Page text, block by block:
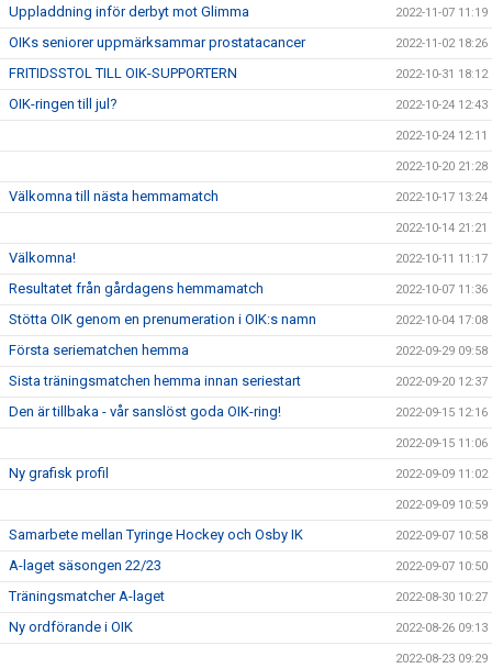
Uppladdning inför derbyt mot Glimma 2022-11-07 11:19
OIKs seniorer uppmärksammar prostatacancer 2022-11-02 18:26
FRITIDSSTOL TILL OIK-SUPPORTERN 2022-10-31 18:12
OIK-ringen till jul? 2022-10-24 12:43
2022-10-24 12:11
2022-10-20 21:28
Välkomna till nästa hemmamatch 2022-10-17 13:24
2022-10-14 21:21
Välkomna! 2022-10-11 11:17
Resultatet från gårdagens hemmamatch 2022-10-07 11:36
Stötta OIK genom en prenumeration i OIK:s namn 2022-10-04 17:08
Första seriematchen hemma 2022-09-29 09:58
Sista träningsmatchen hemma innan seriestart 2022-09-20 12:37
Den är tillbaka - vår sanslöst goda OIK-ring! 2022-09-15 12:16
2022-09-15 11:06
Ny grafisk profil 2022-09-09 11:02
2022-09-09 10:59
Samarbete mellan Tyringe Hockey och Osby IK 2022-09-07 10:58
A-laget säsongen 22/23 2022-09-07 10:50
Träningsmatcher A-laget 2022-08-30 10:27
Ny ordförande i OIK 2022-08-26 09:13
2022-08-23 09:29